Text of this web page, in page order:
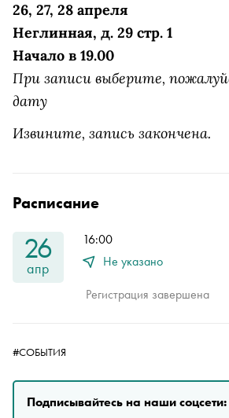
26, 27, 28 апреля
Неглинная, д. 29 стр. 1
Начало в 19.00
При записи выберите,
дату
Извините, запись закончена.
Расписание
26
апр
16:00
Не указано
Регистрация завершена
#СОБЫТИЯ
Подписывайтесь на наши соцсети: